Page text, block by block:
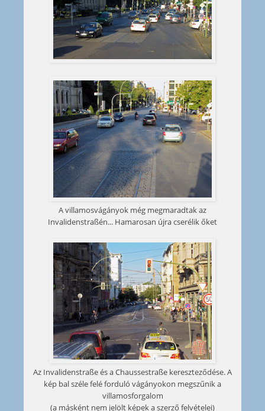
A villamosvágányok még megmaradtak az
Invalidenstraßén... Hamarosan újra cserélik őket
Az Invalidenstraße és a Chaussestraße kereszteződése. A
kép bal széle felé forduló vágányokon megszűnik a
villamosforgalom
(a másként nem jelölt képek a szerző felvételei)